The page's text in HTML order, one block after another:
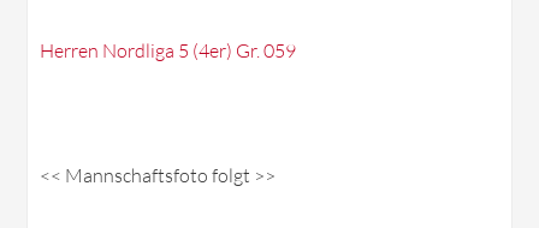
Herren Nordliga 5 (4er) Gr. 059
<< Mannschaftsfoto folgt >>